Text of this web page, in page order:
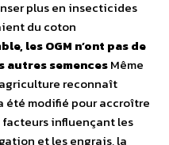
plus en insecticides
du coton
les OGM n’ont pas de
autres semencesMême
reconnaît
été modifié pour accroître
influençant les
et les engrais, la